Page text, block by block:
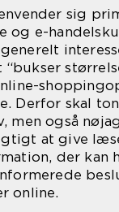
sig
og e-
“bukser
Derfor skal
men også
at give
der kan
online.